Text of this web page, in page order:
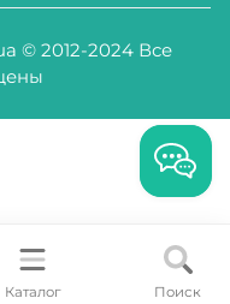
Каталог Поиск
© 2012-2024 Все